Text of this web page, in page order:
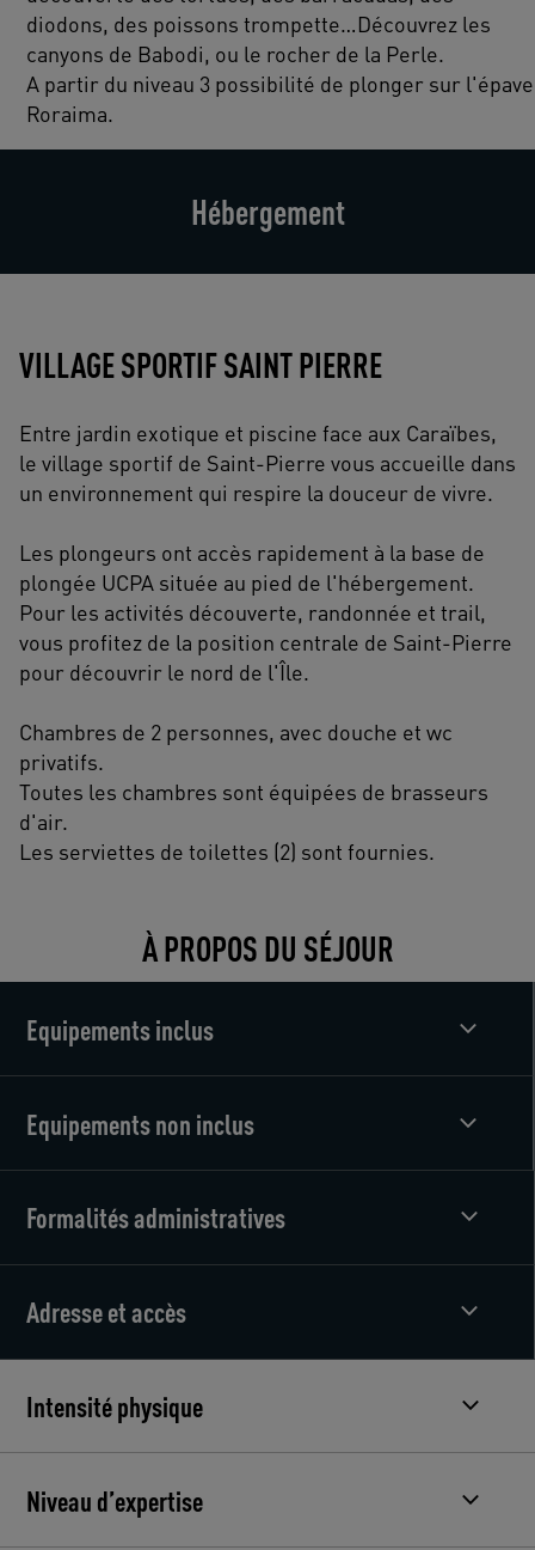
diodons, des poissons trompette…Découvrez les
canyons de Babodi, ou le rocher de la Perle.
A partir du niveau 3 possibilité de plonger sur l'épave
Roraima.
Hébergement
VILLAGE SPORTIF SAINT PIERRE
Entre jardin exotique et piscine face aux Caraïbes,
le village sportif de Saint-Pierre vous accueille dans
un environnement qui respire la douceur de vivre.
Les plongeurs ont accès rapidement à la base de
plongée UCPA située au pied de l'hébergement.
Pour les activités découverte, randonnée et trail,
vous profitez de la position centrale de Saint-Pierre
pour découvrir le nord de l'Île.
Chambres de 2 personnes, avec douche et wc
privatifs.
Toutes les chambres sont équipées de brasseurs
d'air.
Les serviettes de toilettes (2) sont fournies.
À PROPOS DU SÉJOUR
Equipements inclus
Equipements non inclus
Formalités administratives
Adresse et accès
Intensité physique
Niveau d’expertise